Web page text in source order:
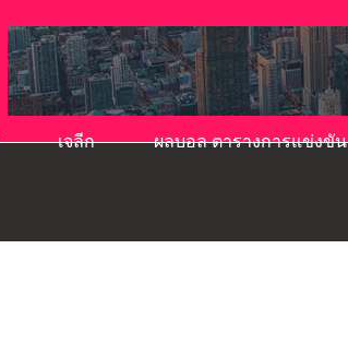
เจลีก ผลบอล ตารางการแข่งขัน